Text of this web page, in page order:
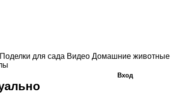
Поделки для сада Видео Домашние животные
Вход